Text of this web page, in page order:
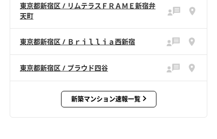
東京都新宿区 / リムテラスＦＲＡＭＥ新宿弁
天町
東京都新宿区 / Ｂｒｉｌｌｉａ西新宿
東京都新宿区 / プラウド四谷
新築マンション速報一覧